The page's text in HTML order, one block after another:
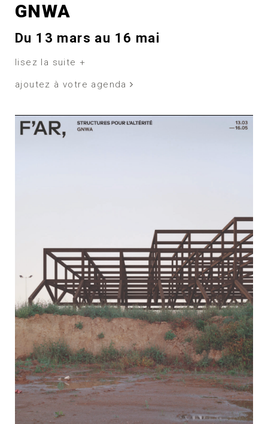
GNWA
Du 13 mars au 16 mai
lisez la suite +
ajoutez à votre agenda